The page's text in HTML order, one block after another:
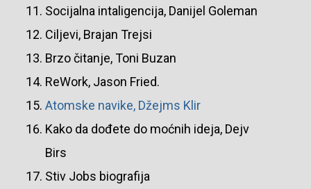
Socijalna intaligencija, Danijel Goleman
Ciljevi, Brajan Trejsi
Brzo čitanje, Toni Buzan
ReWork, Jason Fried.
Atomske navike, Džejms Klir
Kako da dođete do moćnih ideja, Dejv
Birs
Stiv Jobs biografija